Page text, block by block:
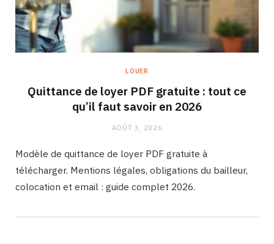
LOUER
Quittance de loyer PDF gratuite : tout ce
qu’il faut savoir en 2026
AOÛT 3, 2026
Modèle de quittance de loyer PDF gratuite à
télécharger. Mentions légales, obligations du bailleur,
colocation et email : guide complet 2026.